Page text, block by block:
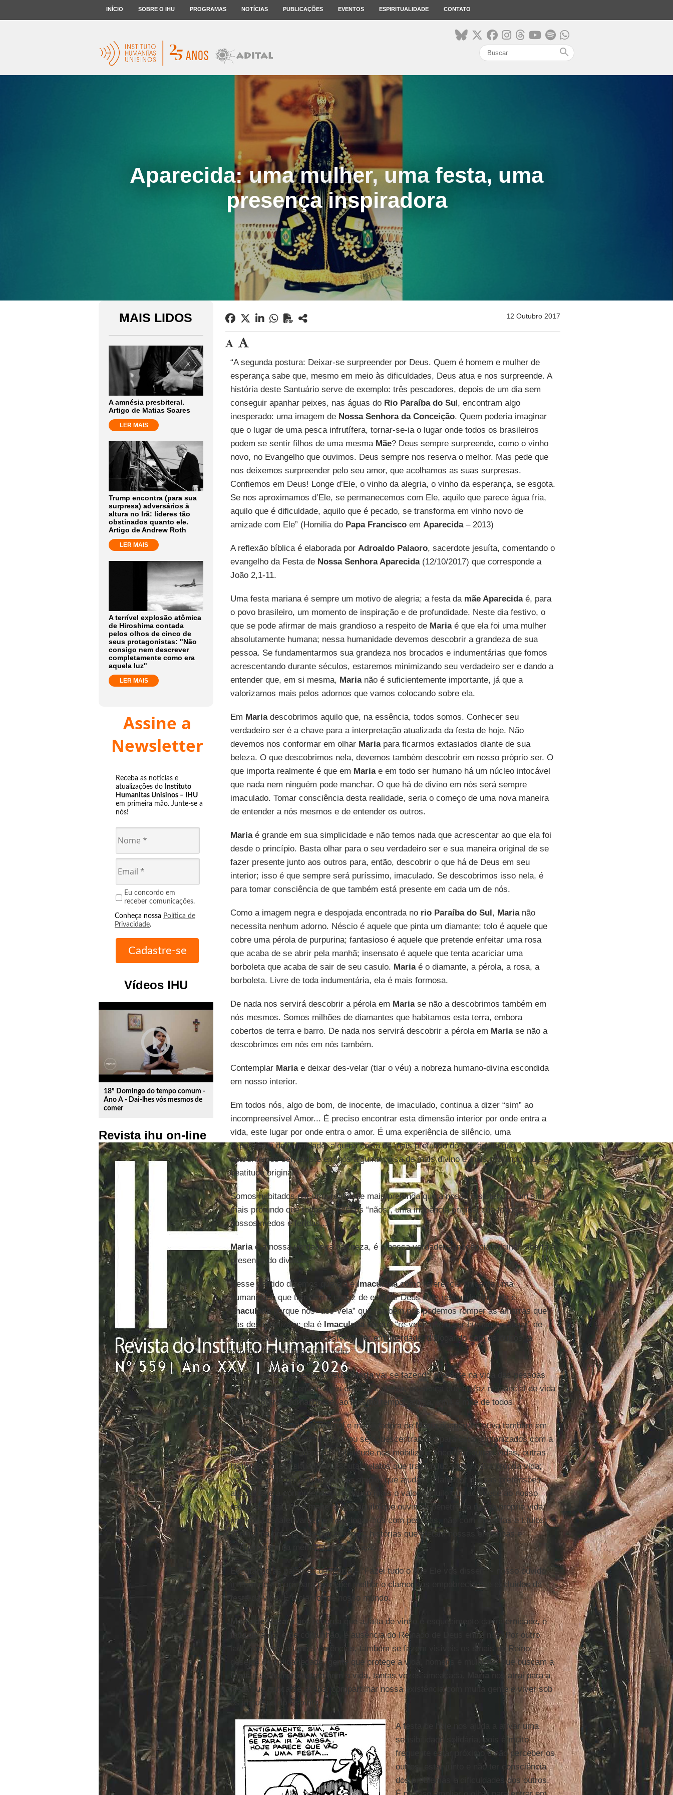
INÍCIO SOBRE O IHU PROGRAMAS NOTÍCIAS PUBLICAÇÕES EVENTOS ESPIRITUALIDADE CONTATO
search
Aparecida: uma mulher, uma festa, uma
presença inspiradora
MAIS LIDOS
A amnésia presbiteral.
Artigo de Matias Soares
LER MAIS
Trump encontra (para sua
surpresa) adversários à
altura no Irã: líderes tão
obstinados quanto ele.
Artigo de Andrew Roth
LER MAIS
A terrível explosão atômica
de Hiroshima contada
pelos olhos de cinco de
seus protagonistas: "Não
consigo nem descrever
completamente como era
aquela luz"
LER MAIS
Assine a
Newsletter
Receba as notícias e
atualizações do Instituto
Humanitas Unisinos – IHU
em primeira mão. Junte-se a
nós!
Eu concordo em
receber comunicações.
Conheça nossa Política de
Privacidade.
Vídeos IHU
play_circle_outline
18º Domingo do tempo comum -
Ano A - Dai-lhes vós mesmos de
comer
Revista ihu on-line
12 Outubro 2017
“A segunda postura: Deixar-se surpreender por Deus. Quem é homem e mulher de
esperança sabe que, mesmo em meio às dificuldades, Deus atua e nos surpreende. A
história deste Santuário serve de exemplo: três pescadores, depois de um dia sem
conseguir apanhar peixes, nas águas do Rio Paraíba do Sul, encontram algo
inesperado: uma imagem de Nossa Senhora da Conceição. Quem poderia imaginar
que o lugar de uma pesca infrutífera, tornar-se-ia o lugar onde todos os brasileiros
podem se sentir filhos de uma mesma Mãe? Deus sempre surpreende, como o vinho
novo, no Evangelho que ouvimos. Deus sempre nos reserva o melhor. Mas pede que
nos deixemos surpreender pelo seu amor, que acolhamos as suas surpresas.
Confiemos em Deus! Longe d’Ele, o vinho da alegria, o vinho da esperança, se esgota.
Se nos aproximamos d’Ele, se permanecemos com Ele, aquilo que parece água fria,
aquilo que é dificuldade, aquilo que é pecado, se transforma em vinho novo de
amizade com Ele” (Homilia do Papa Franciscoem Aparecida– 2013)
A reflexão bíblica é elaborada por Adroaldo Palaoro, sacerdote jesuíta, comentando o
evangelho da Festa de Nossa Senhora Aparecida(12/10/2017) que corresponde a
João 2,1-11.
Uma festa mariana é sempre um motivo de alegria; a festa da mãe Aparecidaé, para
o povo brasileiro, um momento de inspiração e de profundidade. Neste dia festivo, o
que se pode afirmar de mais grandioso a respeito de Mariaé que ela foi uma mulher
absolutamente humana; nessa humanidade devemos descobrir a grandeza de sua
pessoa. Se fundamentarmos sua grandeza nos brocados e indumentárias que fomos
acrescentando durante séculos, estaremos minimizando seu verdadeiro ser e dando a
entender que, em si mesma, Marianão é suficientemente importante, já que a
valorizamos mais pelos adornos que vamos colocando sobre ela.
Em Mariadescobrimos aquilo que, na essência, todos somos. Conhecer seu
verdadeiro ser é a chave para a interpretação atualizada da festa de hoje. Não
devemos nos conformar em olharMariapara ficarmos extasiados diante de sua
beleza. O que descobrimos nela, devemos também descobrir em nosso próprio ser. O
que importa realmente é que em Mariae em todo ser humano há um núcleo intocável
que nada nem ninguém pode manchar. O que há de divino em nós será sempre
imaculado. Tomar consciência desta realidade, seria o começo de uma nova maneira
de entender a nós mesmos e de entender os outros.
Mariaé grande em sua simplicidade e não temos nada que acrescentar ao que ela foi
desde o princípio. Basta olhar para o seu verdadeiro ser e sua maneira original de se
fazer presente junto aos outros para, então, descobrir o que há de Deus em seu
interior; isso é que sempre será puríssimo, imaculado. Se descobrimos isso nela, é
para tomar consciência de que também está presente em cada um de nós.
Como a imagem negra e despojada encontrada no rio Paraíba do Sul, Marianão
necessita nenhum adorno. Néscio é aquele que pinta um diamante; tolo é aquele que
cobre uma pérola de purpurina; fantasioso é aquele que pretende enfeitar uma rosa
que acaba de se abrir pela manhã; insensato é aquele que tenta acariciar uma
borboleta que acaba de sair de seu casulo. Mariaé o diamante, a pérola, a rosa, a
borboleta. Livre de toda indumentária, ela é mais formosa.
De nada nos servirá descobrir a pérola em Mariase não a descobrimos também em
nós mesmos. Somos milhões de diamantes que habitamos esta terra, embora
cobertos de terra e barro. De nada nos servirá descobrir a pérola em Mariase não a
descobrimos em nós em nós também.
Contemplar Mariae deixar des-velar (tiar o véu) a nobreza humano-divina escondida
em nosso interior.
Em todos nós, algo de bom, de inocente, de imaculado, continua a dizer “sim” ao
incompreensível Amor... É preciso encontrar esta dimensão interior por onde entra a
vida, este lugar por onde entra o amor. É uma experiência de silêncio, uma
experiência de intimidade, alguma coisa de mais profundo do que aquilo que
aparentamos ser; existe em nós alguma coisa de mais divino e mais profundo, que é a
beatitude original.
Somos habitados por uma realidade mais profunda que a nossa resistência, um sim
mais profundo que todos os nossos “nãos”, uma inocência original que todos os
nossos medos e feridas...
Mariaé a nossa verdadeira natureza, é a nossa verdadeira inocência original, aberta à
presença do divino.
Nesse sentido dizemos que ela éImaculadacomo referência única de uma
humanidade que também é capaz de escutar Deus e de responder-lhe; ela é
Imaculada
porque nos “des-vela” que também nós podemos romper as amarras que
nos desumanizam; ela éImaculadaporque “re-vela” que o ser humano é “lugar” de
abertura a Deus, que é possível viver em liberdade, dialogando com os outros, a
serviço da comunhão e da vida.
Porque se fez presente a Deus,Mariavai se fazendo presente na vida das pessoas
de uma maneira sempre mais criativa e atenta; presença que se faz manancial de vida
para os outros, tornando-se, ao mesmo tempo, amiga, irmã e mãe de todos.
A presença silenciosa, original e mobilizadora deMariadesperta e ativa também em
nós uma presença inspiradora, ou seja, descentrar-nos para estar sintonizados com a
realidade e suas carências. Tal atitude nos mobiliza a encontrar outras vidas, outras
histórias, outras situações; escutar relatos que trazem luz para nossa própria vida;
ver a partir de um horizonte mais amplo, que ajuda a relativizar nossas pretensões
absolutas e a compreender um pouco mais o valor daquilo que acontece ao nosso
redor; escutar de tal maneira que aquilo que ouvimos penetre na nossa própria vida;
implicar-nos afetivamente, relacionar-nos com pessoas, não com etiquetas e títulos;
acolher na própria vida outras vidas; histórias que afetam nossas entranhas e
permanecem na memória e no coração.
Escutando as palavras deMaria– “Fazei tudo o que Ele vos disser!” - nosso ouvido
interior se afinará para perceber melhor o clamor dos empobrecidos e excluídos da
festa da vida. É o clamor de nosso mundo.
Maria de Nazarénos recorda que a falta de vinho é esquecimento da fraternidade, é
falta de amor e de comunhão, é ausência do Reinado de Deus entre nós. Por outro
lado, em meio a tantas carências, também se fazem visíveis os sinais do Reino:
desejos de solidariedade, gente que protege a vida, homens e mulheres que buscam a
Deus e se comprometem com a vida, tantas vezes ameaçada.
Maria
nos atrai para a
festa que nunca se acaba: compartilhar nossa existência com muita gente e viver sob
os impulsos do Espírito.
A festa de hoje nos ajuda a ativar uma
sensibilidade solidária, pois é muito
frequente estar próximo e não perceber os
outros, estar junto e não ter consciência
dos problemas e dificuldades dos outros.